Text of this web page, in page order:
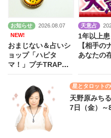
お知らせ
2026.08.07
NEW!
おまじない＆占いシ
ョップ「ハピタ
マ！」プチTRAPS
キーホルダー
天意占
1年以上
【相手の
あなたの
格:990円
星とタロット
天野原みち
7日（金）～